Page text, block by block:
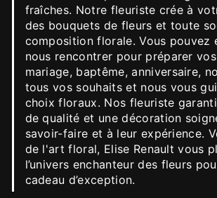
fraîches. Notre fleuriste crée à
des bouquets de fleurs et toute
composition florale. Vous pouvez
nous rencontrer pour préparer
mariage, baptême, anniversaire,
tous vos souhaits et nous vous
choix floraux. Nos fleuriste
de qualité et une décoration
savoir-faire et à leur expérience.
de l'art floral, Elise Renault vous
l’univers enchanteur des fleurs
cadeau d’exception.